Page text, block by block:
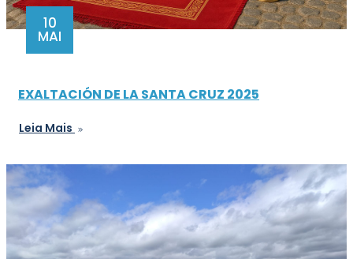
10
MAI
EXALTACIÓN DE LA SANTA CRUZ 2025
Leia Mais